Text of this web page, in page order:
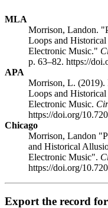
MLA
Morrison, Landon.
Loops and
Electronic Music."
p. 63–82. https://
APA
Morrison, L. (2019).
Loops and
Electronic Music.
https://doi.org/
Chicago
Morrison, Landon
and Historical
Electronic Music".
https://doi.org/
Export the record